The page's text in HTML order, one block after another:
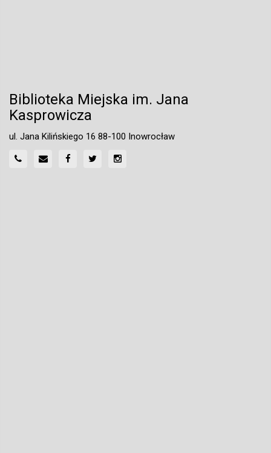
Biblioteka Miejska im. Jana
Kasprowicza
ul. Jana Kilińskiego 16 88-100 Inowrocław